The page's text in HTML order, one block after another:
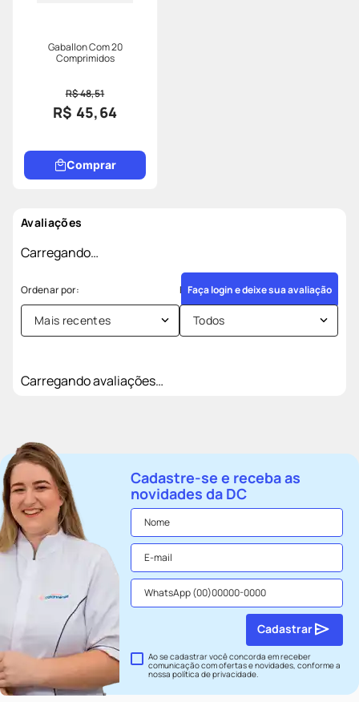
Gaballon Com 20
Comprimidos
R$ 48,51
R$ 45,64
Comprar
Avaliações
Carregando…
Faça login e deixe sua avaliação
Mais recentes Todos
Carregando avaliações…
Cadastre-se e receba as
novidades da DC
Ao se cadastrar você concorda em receber
comunicação com ofertas e novidades, conforme a
nossapolítica de privacidade.
Cadastrar